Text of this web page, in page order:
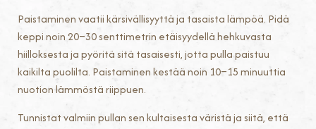
Paistaminen vaatii kärsivällisyyttä ja tasaista lämpöä. Pidä
keppi noin 20–30 senttimetrin etäisyydellä hehkuvasta
hiilloksesta ja pyöritä sitä tasaisesti, jotta pulla paistuu
kaikilta puolilta. Paistaminen kestää noin 10–15 minuuttia
nuotion lämmöstä riippuen.
Tunnistat valmiin pullan sen kultaisesta väristä ja siitä, että